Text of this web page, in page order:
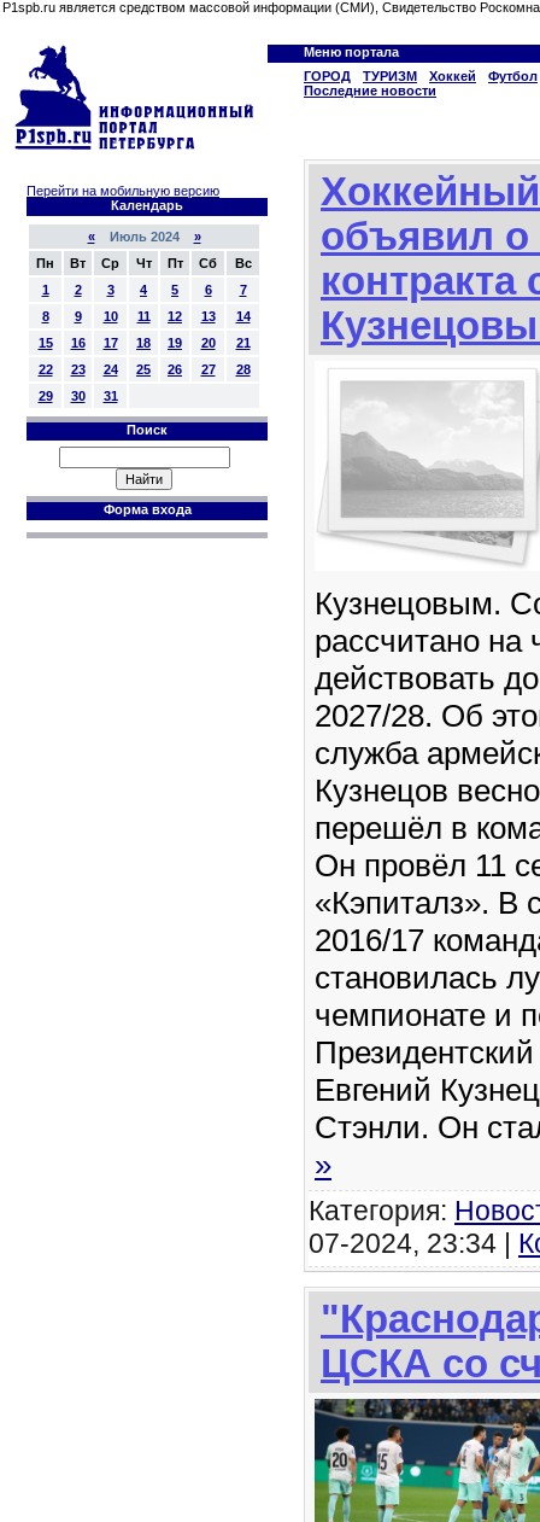
P1spb.ru является средством массовой информации (СМИ), Свидетельство
Меню портала
ГОРОД
ТУРИЗМ Хоккей
Футбол
Последние новости
Перейти на мобильную версию
Календарь
«Июль 2024 »
Пн
Вт Ср Чт Пт Сб
Вс
1
2 3 4 5 6
7
8
9 10 11 12 13
14
15
16 17 18 19 20
21
22
23 24 25 26 27
28
29
30 31
Поиск
Форма входа
объявил о
контракта
Кузнецовым.
рассчитано на
действовать
2027/28. Об
служба
Кузнецов
перешёл в
Он провёл 11
«Кэпиталз». В
2016/17
становилась
чемпионате и
Евгений
Стэнли. Он
»
Категория:
07-2024, 23:34 |
ЦСКА со